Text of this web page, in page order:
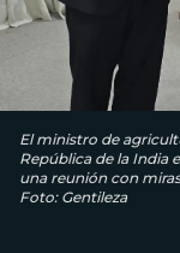
El ministro de
República de la India
una reunión con
Foto: Gentileza